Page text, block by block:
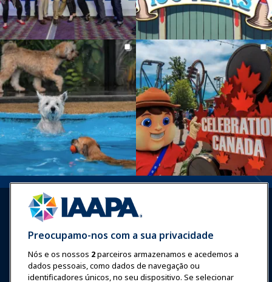
Entrar Junte-se Agora
Prêmios Carreiras
Contato
Preocupamo-nos com a sua privacidade
Nós e os nossos 2parceiros armazenamos e acedemos a
dados pessoais, como dados de navegação ou
identificadores únicos, no seu dispositivo. Se selecionar